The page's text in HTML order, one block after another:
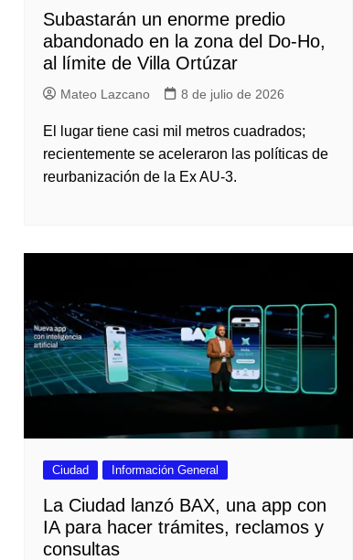
Subastarán un enorme predio
abandonado en la zona del Do-Ho,
al límite de Villa Ortúzar
Mateo Lazcano 8 de julio de 2026
El lugar tiene casi mil metros cuadrados;
recientemente se aceleraron las políticas de
reurbanización de la Ex AU-3.
Ciudad Información General
La Ciudad lanzó BAX, una app con
IA para hacer trámites, reclamos y
consultas